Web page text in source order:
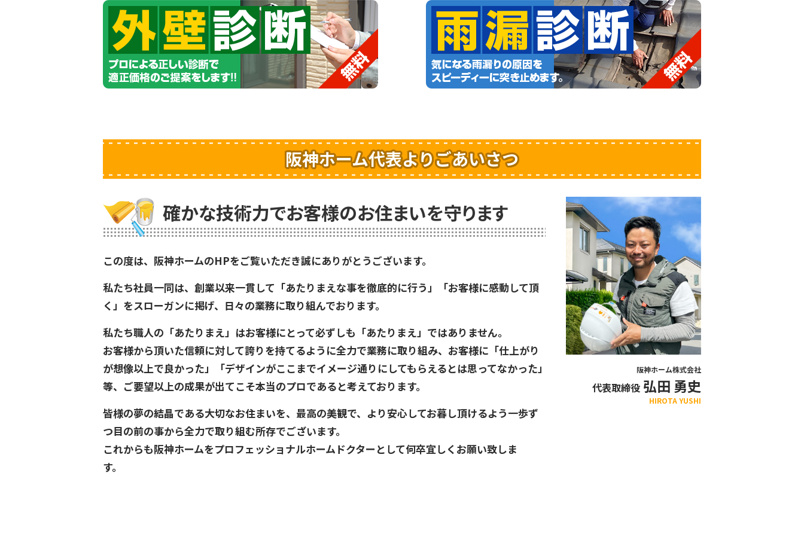
阪神ホーム代表よりごあいさつ
確かな技術力でお客様のお住まいを守ります
阪神ホーム株式会社
代表取締役 弘田 勇史
HIROTA YUSHI
この度は、阪神ホームのHPをご覧いただき誠にありがとうございます。
私たち社員一同は、創業以来一貫して「あたりまえな事を徹底的に行う」「お客様に感動して頂
く」をスローガンに掲げ、日々の業務に取り組んでおります。
私たち職人の「あたりまえ」はお客様にとって必ずしも「あたりまえ」ではありません。
お客様から頂いた信頼に対して誇りを持てるように全力で業務に取り組み、お客様に「仕上がり
が想像以上で良かった」「デザインがここまでイメージ通りにしてもらえるとは思ってなかった」
等、ご要望以上の成果が出てこそ本当のプロであると考えております。
皆様の夢の結晶である大切なお住まいを、最高の美観で、より安心してお暮し頂けるよう一歩ず
つ目の前の事から全力で取り組む所存でございます。
これからも阪神ホームをプロフェッショナルホームドクターとして何卒宜しくお願い致しま
す。